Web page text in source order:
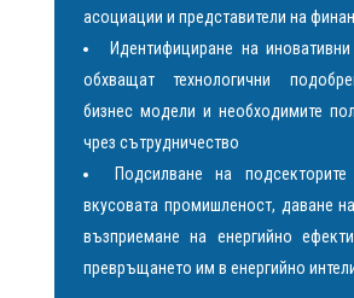
асоциации и представители на
Идентифициране на
обхващат технологични
бизнес модели и необходимите
чрез сътрудничество
Подсилване на
вкусовата промишленост, даване
възприемане на енергийно
превръщането им в енергийно